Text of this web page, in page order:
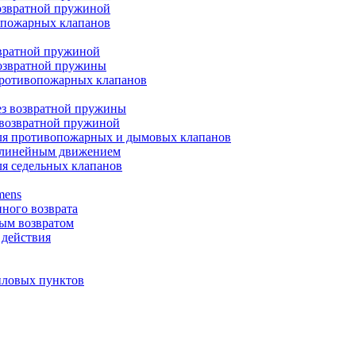
пружиной
клапанов
пружиной
пружины
клапанов
возвратной пружины
пружиной
противопожарных и дымовых клапанов
движением
седельных клапанов
возврата
возвратом
пунктов